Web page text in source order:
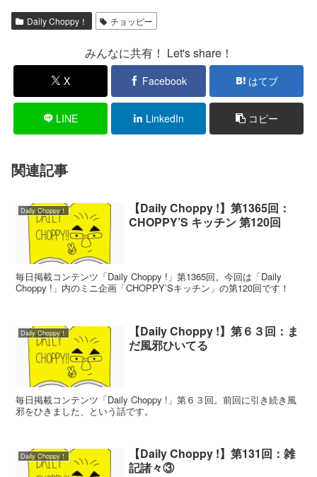
Daily Choppy！ チョッピー
みんなに共有！ Let's share！
X Facebook はてブ
LINE LinkedIn コピー
関連記事
Daily Choppy！
【Daily Choppy !】第1365回：
CHOPPY’S キッチン 第120回
毎日掲載コンテンツ「Daily Choppy !」第1365回。今回は「Daily
Choppy !」内のミニ企画「CHOPPY’Sキッチン」の第120回です！
Daily Choppy！
【Daily Choppy !】第６３回：ま
だ風邪ひいてる
毎日掲載コンテンツ「Daily Choppy !」第６３回。前回に引き続き風
邪をひきました、という話です。
Daily Choppy！
【Daily Choppy !】第131回：雑
記諸々③